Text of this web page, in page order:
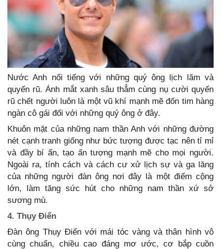
Nước Anh nổi tiếng với những quý ông lịch lãm và
quyến rũ. Ánh mắt xanh sâu thẳm cùng nụ cười quyến
rũ chết người luôn là một vũ khí mạnh mẽ đốn tim hàng
ngàn cô gái đối với những quý ông ở đây.
Khuôn mặt của những nam thần Anh với những đường
nét cạnh tranh giống như bức tượng được tạc nên tỉ mỉ
và đầy bí ẩn, tạo ấn tượng mạnh mẽ cho mọi người.
Ngoài ra, tính cách và cách cư xử lịch sự và ga lăng
của những người đàn ông nơi đây là một điểm cộng
lớn, làm tăng sức hút cho những nam thần xứ sở
sương mù.
4. Thụy Điển
Đàn ông Thụy Điển với mái tóc vàng và thân hình vô
cùng chuẩn, chiều cao đáng mơ ước, cơ bắp cuồn